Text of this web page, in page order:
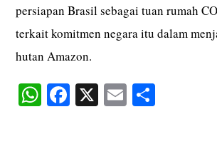
persiapan Brasil sebagai tuan rumah
terkait komitmen negara itu dalam
hutan Amazon.
W Fa X E